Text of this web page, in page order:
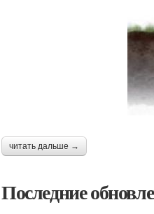
читать дальше →
Последние